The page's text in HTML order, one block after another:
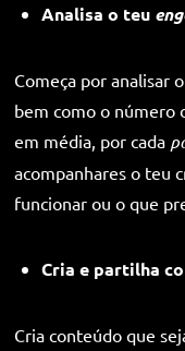
Analisa o teu
Começa por analisar
bem como o número
em média, por cada
acompanhares o teu
funcionar ou o que
Cria e partilha
Cria conteúdo que